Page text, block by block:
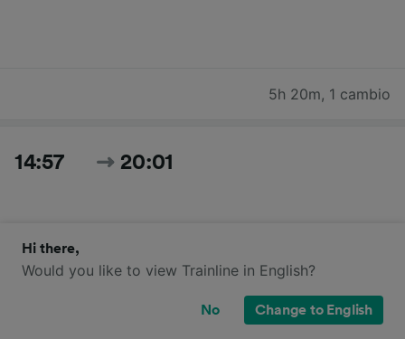
5h 20m, 1 cambio
14:57 20:01
Hi there,
Would you like to view Trainline in English?
No Change to English